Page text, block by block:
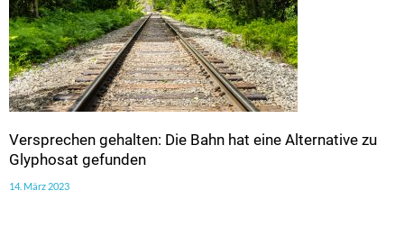
Versprechen gehalten: Die Bahn hat eine Alternative zu
Glyphosat gefunden
14. März 2023